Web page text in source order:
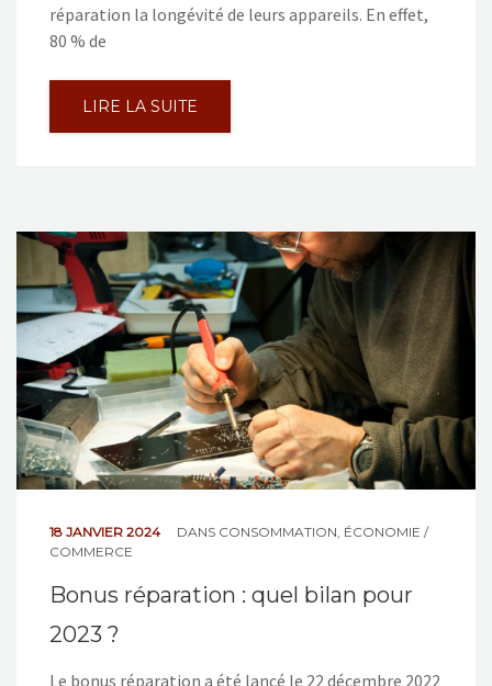
réparation la longévité de leurs appareils. En effet,
80 % de
LIRE LA SUITE
18 JANVIER 2024 DANS CONSOMMATION ÉCONOMIE /
COMMERCE
Bonus réparation : quel bilan pour
2023 ?
Le bonus réparation a été lancé le 22 décembre 2022